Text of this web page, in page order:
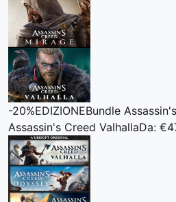
-20%EDIZIONEBundle
Assassin's Creed ValhallaDa: